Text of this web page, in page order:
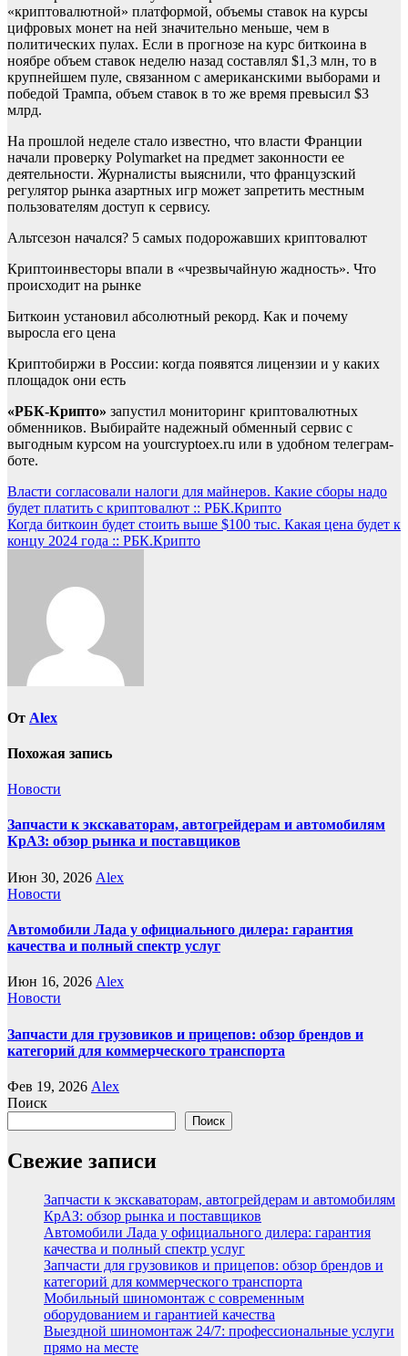
«криптовалютной» платформой, объемы ставок на курсы
цифровых монет на ней значительно меньше, чем в
политических пулах. Если в прогнозе на курс биткоина в
ноябре объем ставок неделю назад составлял $1,3 млн, то в
крупнейшем пуле, связанном с американскими выборами и
победой Трампа, объем ставок в то же время превысил $3
млрд.
На прошлой неделе стало известно, что власти Франции
начали проверку Polymarket на предмет законности ее
деятельности. Журналисты выяснили, что французский
регулятор рынка азартных игр может запретить местным
пользователям доступ к сервису.
Альтсезон начался? 5 самых подорожавших криптовалют
Криптоинвесторы впали в «чрезвычайную жадность». Что
происходит на рынке
Биткоин установил абсолютный рекорд. Как и почему
выросла его цена
Криптобиржи в России: когда появятся лицензии и у каких
площадок они есть
«РБК-Крипто» запустил мониторинг криптовалютных
обменников. Выбирайте надежный обменный сервис с
выгодным курсом на yourcryptoex.ru или в удобном телеграм-
боте.
Навигация
по
записям
Власти согласовали налоги для майнеров. Какие сборы надо
будет платить с криптовалют :: РБК.Крипто
Когда биткоин будет стоить выше $100 тыс. Какая цена будет к
концу 2024 года :: РБК.Крипто
От Alex
Похожая запись
Новости
Запчасти к экскаваторам, автогрейдерам и автомобилям
КрАЗ: обзор рынка и поставщиков
Июн 30, 2026 Alex
Новости
Автомобили Лада у официального дилера: гарантия
качества и полный спектр услуг
Июн 16, 2026 Alex
Новости
Запчасти для грузовиков и прицепов: обзор брендов и
категорий для коммерческого транспорта
Фев 19, 2026 Alex
Поиск
Поиск
Свежие записи
Запчасти к экскаваторам, автогрейдерам и автомобилям
КрАЗ: обзор рынка и поставщиков
Автомобили Лада у официального дилера: гарантия
качества и полный спектр услуг
Запчасти для грузовиков и прицепов: обзор брендов и
категорий для коммерческого транспорта
Мобильный шиномонтаж с современным
оборудованием и гарантией качества
Выездной шиномонтаж 24/7: профессиональные услуги
прямо на месте